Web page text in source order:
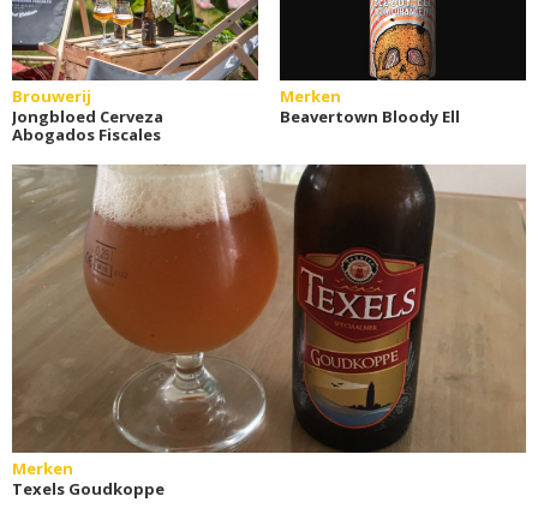
Brouwerij
Jongbloed Cerveza
Abogados Fiscales
Merken
Beavertown Bloody Ell
Merken
Texels Goudkoppe